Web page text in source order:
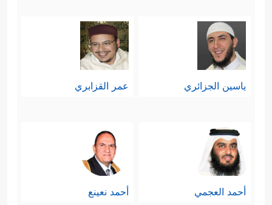
وَلَوۡ أَرَادُواْ ٱلۡخُرُوجَ لَأَعَدُّواْ لَهُۥ عُدَّةࣰ وَلَـٰكِن كَرِهَ ٱللَّهُ
ٱنۢبِعَاثَهُمۡ فَثَبَّطَهُمۡ وَقِیلَ ٱقۡعُدُواْ مَعَ ٱلۡقَـٰعِدِینَ﴾
ثامنًا: إنهم أهل جشعٍ وطمعٍ ﴿وَمِنۡهُم مَّن
یُعۡطَوۡاْ مِنۡهَاۤ إِذَا هُمۡ یَسۡخَطُونَ﴾
أَیۡدِیَهُمۡۚ﴾
﴿وَلَا یُنفِقُونَ إِلَّا وَهُمۡ كَـٰرِهُونَ﴾
وقد كان هذا الجشع سببًا مباشرًا في
ياسين الجزائري عمر القزابري
أحمد العجمي أحمد نعينع